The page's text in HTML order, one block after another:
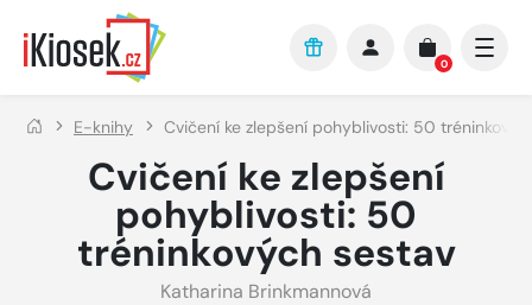
Přejít na hlavní obsah
0
E-knihy Cvičení ke zlepšení pohyblivosti: 50
Cvičení ke zlepšení
pohyblivosti: 50
tréninkových sestav
Katharina Brinkmannová